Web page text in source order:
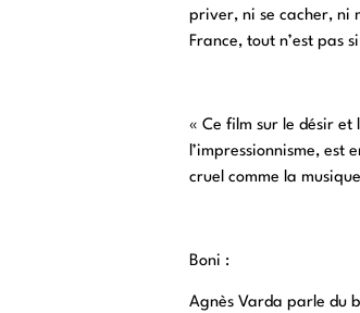
priver, ni se cacher, ni
France, tout n’est pas
« Ce film sur le désir et
l’impressionnisme, est
cruel comme la
Boni :
Agnès Varda parle du